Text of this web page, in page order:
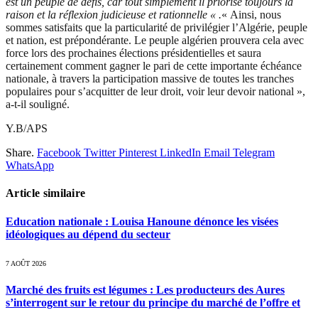
raison et la réflexion judicieuse et rationnelle « .« Ainsi, nous
sommes satisfaits que la particularité de privilégier l’Algérie, peuple
et nation, est prépondérante. Le peuple algérien prouvera cela avec
force lors des prochaines élections présidentielles et saura
certainement comment gagner le pari de cette importante échéance
nationale, à travers la participation massive de toutes les tranches
populaires pour s’acquitter de leur droit, voir leur devoir national »,
a-t-il souligné.
Y.B/APS
Share. Facebook Twitter Pinterest LinkedIn Email Telegram
WhatsApp
Article similaire
Education nationale : Louisa Hanoune dénonce les visées
idéologiques au dépend du secteur
7 AOÛT 2026
Marché des fruits est légumes : Les producteurs des Aures
s’interrogent sur le retour du principe du marché de l’offre et